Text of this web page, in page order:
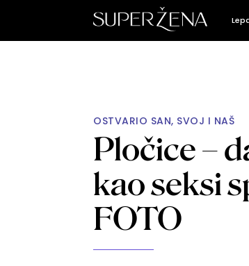
OSTVARIO SAN, SVOJ I NAŠ
Pločice –
kao seksi
FOTO